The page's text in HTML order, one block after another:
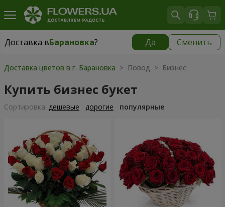
Доставка вБарановка? Да Сменить
Доставка вБарановка|
Доставка цветов в г. Барановка > Повод > Бизнес
Купить бизнес букет
Cортировка: дешевые дорогие популярные